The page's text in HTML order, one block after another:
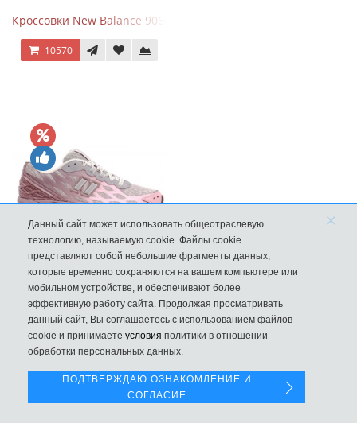
Кроссовки New Balance 9060 Triple Black
10570
New Balance 1906R Fantomfit Ice Wine
9970
Данный сайт может использовать общеотраслевую
технологию, называемую cookie. Файлы cookie
представляют собой небольшие фрагменты данных,
которые временно сохраняются на вашем компьютере или
мобильном устройстве, и обеспечивают более
эффективную работу сайта. Продолжая просматривать
данный сайт, Вы соглашаетесь с использованием файлов
cookie и принимаете условия политики в отношении
обработки персональных данных.
×
ПОДТВЕРЖДАЮ ОЗНАКОМЛЕНИЕ И
СОГЛАСИЕ